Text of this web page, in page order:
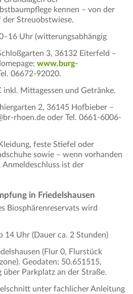
kennen – von der
der Streuobstwiese.
Uhr (witterungsabhängig
3, 36132 Eiterfeld –
www.burg-
06672-92020.
inkl. Mittagessen und Getränke.
2, 36145 Hofbieber –
rhoen.de oder Tel. 0661-6006-
feste Stiefel oder
sowie – wenn vorhanden
Anmeldeschluss ist der
in Friedelshausen
Biosphärenreservats wird
14 Uhr (Dauer ca. 2 Stunden)
(Flur 0, Flurstück
Geodaten: 50.651515,
Parkplatz an der Straße.
unter fachlicher Anleitung